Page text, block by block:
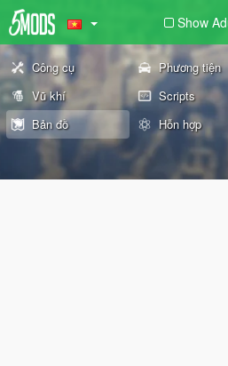
Show
Công cụ Phương tiện
Vũ khí
Scripts
Bản đồ
Hỗn hợp